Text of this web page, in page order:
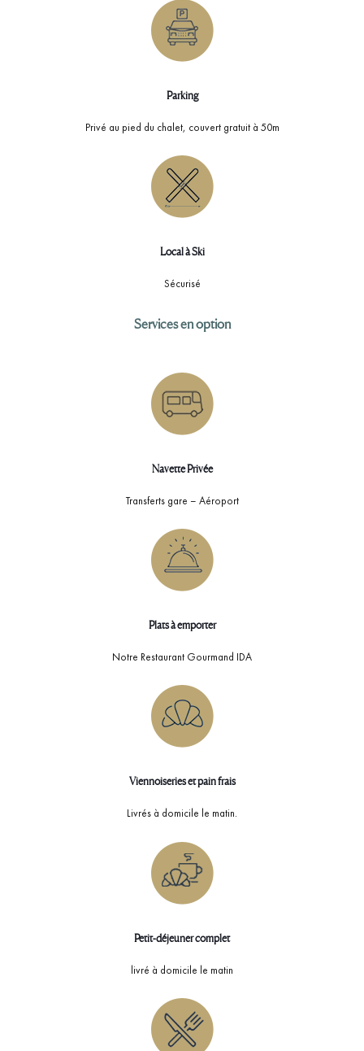
Parking
Privé au pied du chalet, couvert gratuit à 50m
Local à Ski
Sécurisé
Services en option
Navette Privée
Transferts gare – Aéroport
Plats à emporter
Notre Restaurant Gourmand IDA
Viennoiseries et pain frais
Livrés à domicile le matin.
Petit-déjeuner complet
livré à domicile le matin